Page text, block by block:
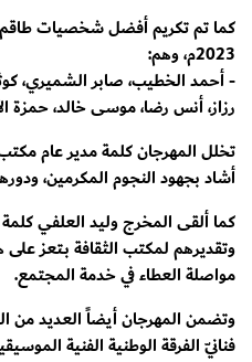
كما تم تكريم أفضل شخصيات طاقم
2023م، وهم:
- أحمد الخطيب، صابر الشميري،
رزاز، أنس رضا، موسى خالد، حمزة
تخلل المهرجان كلمة مدير عام
أشاد بجهود النجوم المكرمين،
كما ألقى المخرج وليد العلفي
وتقديرهم لمكتب الثقافة بـتعز
مواصلة العطاء في خدمة المجتمع.
وتضمن المهرجان أيضاً العديد من
فنانيّ الفرقة الوطنية الفنية